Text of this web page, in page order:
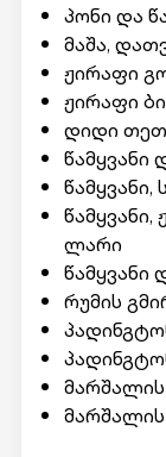
პონი და
მაშა,
ჟირაფი
ჟირაფი
დიდი
წამყვანი
ლარი
წამყვანი
რუმის
მარშალის